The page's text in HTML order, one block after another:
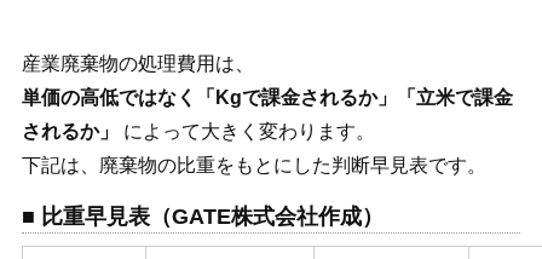
産業廃棄物の処理費用は、
単価の高低ではなく「Kgで課金されるか」「立米で課金
されるか」
によって大きく変わります。
下記は、廃棄物の比重をもとにした判断早見表です。
■ 比重早見表（GATE株式会社作成）